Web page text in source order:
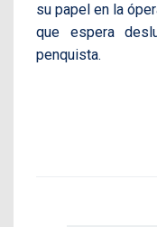
su papel en la
que espera
penquista.